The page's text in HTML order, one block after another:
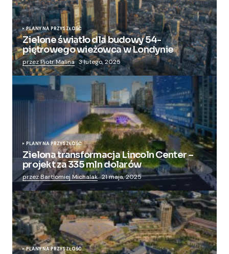
PLANY NA PRZYSZŁOŚĆ
Zielone światło dla budowy 54-
piętrowego wieżowca w Londynie
przez Piotr Malina 3 lutego, 2025
PLANY NA PRZYSZŁOŚĆ
Zielona transformacja Lincoln Center –
projekt za 335 mln dolarów
przez Bartłomiej Michalak 21 maja, 2025
PLANY NA PRZYSZŁOŚĆ